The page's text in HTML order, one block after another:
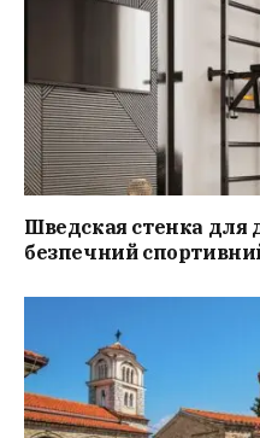
Шведская стенка для
безпечний